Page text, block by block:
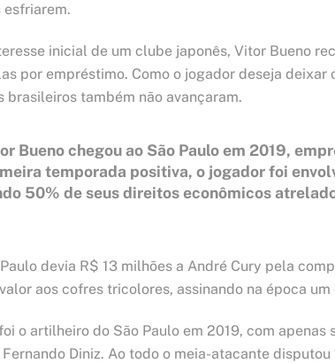
esfriarem.
inicial de um clube japonês, Vitor Bueno
por empréstimo. Como o jogador deseja
brasileiros também não avançaram.
Bueno chegou ao São Paulo em 2019,
temporada positiva, o jogador foi
50% de seus direitos econômicos
devia R$ 13 milhões a André Cury pela
aos cofres tricolores, assinando na época
o artilheiro do São Paulo em 2019, com
Diniz. Ao todo o meia-atacante